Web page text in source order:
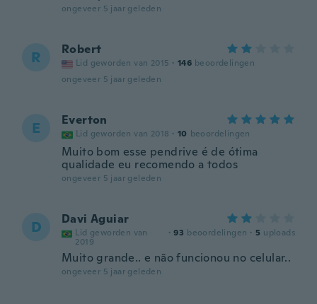
ongeveer 5 jaar geleden
R Robert
Lid geworden van 2015 · 146 beoordelingen
ongeveer 5 jaar geleden
E Everton
Lid geworden van 2018 · 10 beoordelingen
Muito bom esse pendrive é de ótima
qualidade eu recomendo a todos
ongeveer 5 jaar geleden
D Davi Aguiar
Lid geworden van
2019
· 93 beoordelingen · 5 uploads
Muito grande.. e não funcionou no celular..
ongeveer 5 jaar geleden